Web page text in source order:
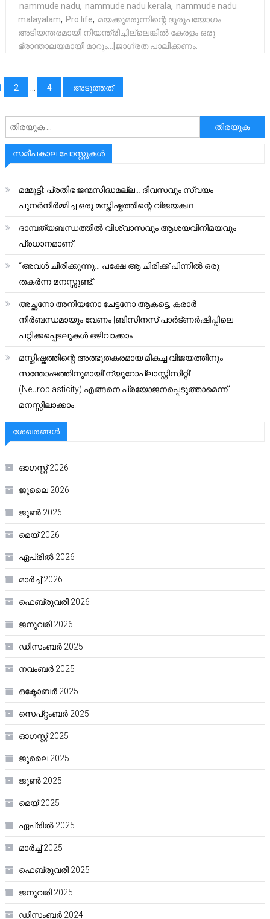
nammude nadu, nammude nadu kerala, nammude nadu
malayalam, Pro life, മയക്കുമരുന്നിന്റെ ദുരുപയോഗം
അടിയന്തരമായി നിയന്ത്രിച്ചില്ലെങ്കിൽ കേരളം ഒരു
ഭ്രാന്താലയമായി മാറും...|ജാഗ്രത പാലിക്കണം.
2 4 അടുത്തത്
അനേഷിക്കുക
സമീപകാല പോസ്റ്റുകൾ
മമ്മൂട്ടി: പ്രതിഭ ജന്മസിദ്ധമല്ല… ദിവസവും സ്വയം
പുനർനിർമ്മിച്ച ഒരു മസ്തിഷ്കത്തിന്റെ വിജയകഥ
ദാമ്പത്യബന്ധത്തിൽ വിശ്വാസവും ആശയവിനിമയവും
പ്രധാനമാണ്.
“അവൾ ചിരിക്കുന്നു… പക്ഷേ ആ ചിരിക്ക് പിന്നിൽ ഒരു
തകർന്ന മനസ്സുണ്ട്.”
അച്ഛനോ അനിയനോ ചേട്ടനോ ആകട്ടെ, കരാർ
നിർബന്ധമായും വേണം |ബിസിനസ് പാർട്ണർഷിപ്പിലെ
പറ്റിക്കപ്പെടലുകൾ ഒഴിവാക്കാം..
മസ്തിഷ്കത്തിന്റെ അത്ഭുതകരമായ മികച്ച വിജയത്തിനും
സന്തോഷത്തിനുമായി’ന്യൂറോപ്ലാസ്റ്റിസിറ്റി’
(Neuroplasticity):എങ്ങനെ പ്രയോജനപ്പെടുത്താമെന്ന്
മനസ്സിലാക്കാം.
ശേഖരങ്ങൾ
ഓഗസ്റ്റ്‌ 2026
ജൂലൈ 2026
ജൂൺ 2026
മെയ്‌ 2026
ഏപ്രിൽ 2026
മാർച്ച്‌ 2026
ഫെബ്രുവരി 2026
ജനുവരി 2026
ഡിസംബർ 2025
നവംബർ 2025
ഒക്ടോബർ 2025
സെപ്റ്റംബർ 2025
ഓഗസ്റ്റ്‌ 2025
ജൂലൈ 2025
ജൂൺ 2025
മെയ്‌ 2025
ഏപ്രിൽ 2025
മാർച്ച്‌ 2025
ഫെബ്രുവരി 2025
ജനുവരി 2025
ഡിസംബർ 2024